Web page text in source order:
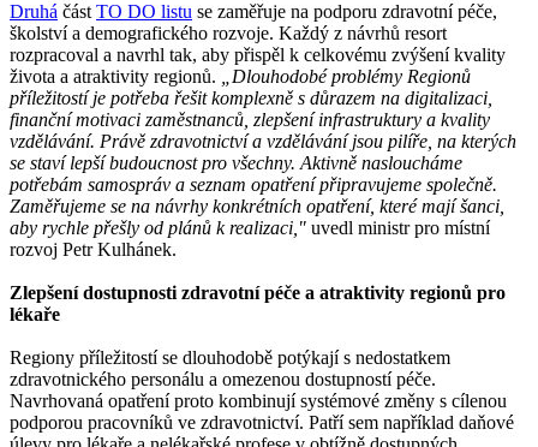
Druhá část TO DO listu se zaměřuje na podporu zdravotní péče,
školství a demografického rozvoje. Každý z návrhů resort
rozpracoval a navrhl tak, aby přispěl k celkovému zvýšení kvality
života a atraktivity regionů.
„Dlouhodobé problémy Regionů
příležitostí je potřeba řešit komplexně s důrazem na digitalizaci,
finanční motivaci zaměstnanců, zlepšení infrastruktury a kvality
vzdělávání. Právě zdravotnictví a vzdělávání jsou pilíře, na kterých
se staví lepší budoucnost pro všechny. Aktivně nasloucháme
potřebám samospráv a seznam opatření připravujeme společně.
Zaměřujeme se na návrhy konkrétních opatření, které mají šanci,
aby rychle přešly od plánů k realizaci," uvedl ministr pro místní
rozvoj Petr Kulhánek.
Zlepšení dostupnosti zdravotní péče a atraktivity regionů pro
lékaře
Regiony příležitostí se dlouhodobě potýkají s nedostatkem
zdravotnického personálu a omezenou dostupností péče.
Navrhovaná opatření proto kombinují systémové změny s cílenou
podporou pracovníků ve zdravotnictví. Patří sem například daňové